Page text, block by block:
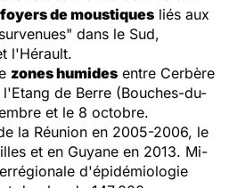
foyers de moustiques liés aux
dans le Sud,
l'Hérault.
zones humides entre Cerbère
de Berre (Bouches-du-
et le 8 octobre.
la Réunion en 2005-2006, le
et en Guyane en 2013. Mi-
d'épidémiologie